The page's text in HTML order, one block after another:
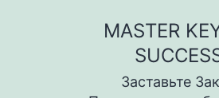
MASTER
Заставьте